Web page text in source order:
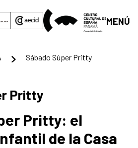
MENÚ
Sábado Súper Pritty
de
Pritty
Pritty: el
de la Casa